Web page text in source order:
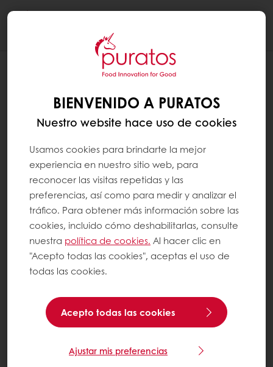
BIENVENIDO A PURATOS
Nuestro website hace uso de cookies
Usamos cookies para brindarte la mejor
experiencia en nuestro sitio web, para
reconocer las visitas repetidas y las
preferencias, así como para medir y analizar el
tráfico. Para obtener más información sobre las
cookies, incluido cómo deshabilitarlas, consulte
nuestra política de cookies. Al hacer clic en
"Acepto todas las cookies", aceptas el uso de
todas las cookies.
Acepto todas las cookies
Ajustar mis preferencias